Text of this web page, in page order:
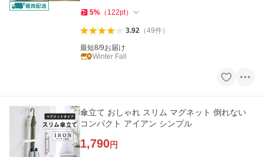
5% （ 122pt）
3.92（49件）
最短8/9お届け
Winter Fall
傘立て おしゃれ スリム マグネット 倒れない
コンパクト アイアン シンプル
1,790円